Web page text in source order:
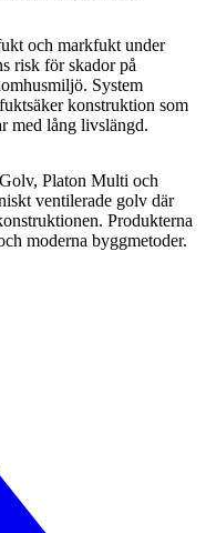
och markfukt under
risk för skador på
System
konstruktion som
med lång livslängd.
Platon Multi och
ventilerade golv där
Produkterna
moderna byggmetoder.